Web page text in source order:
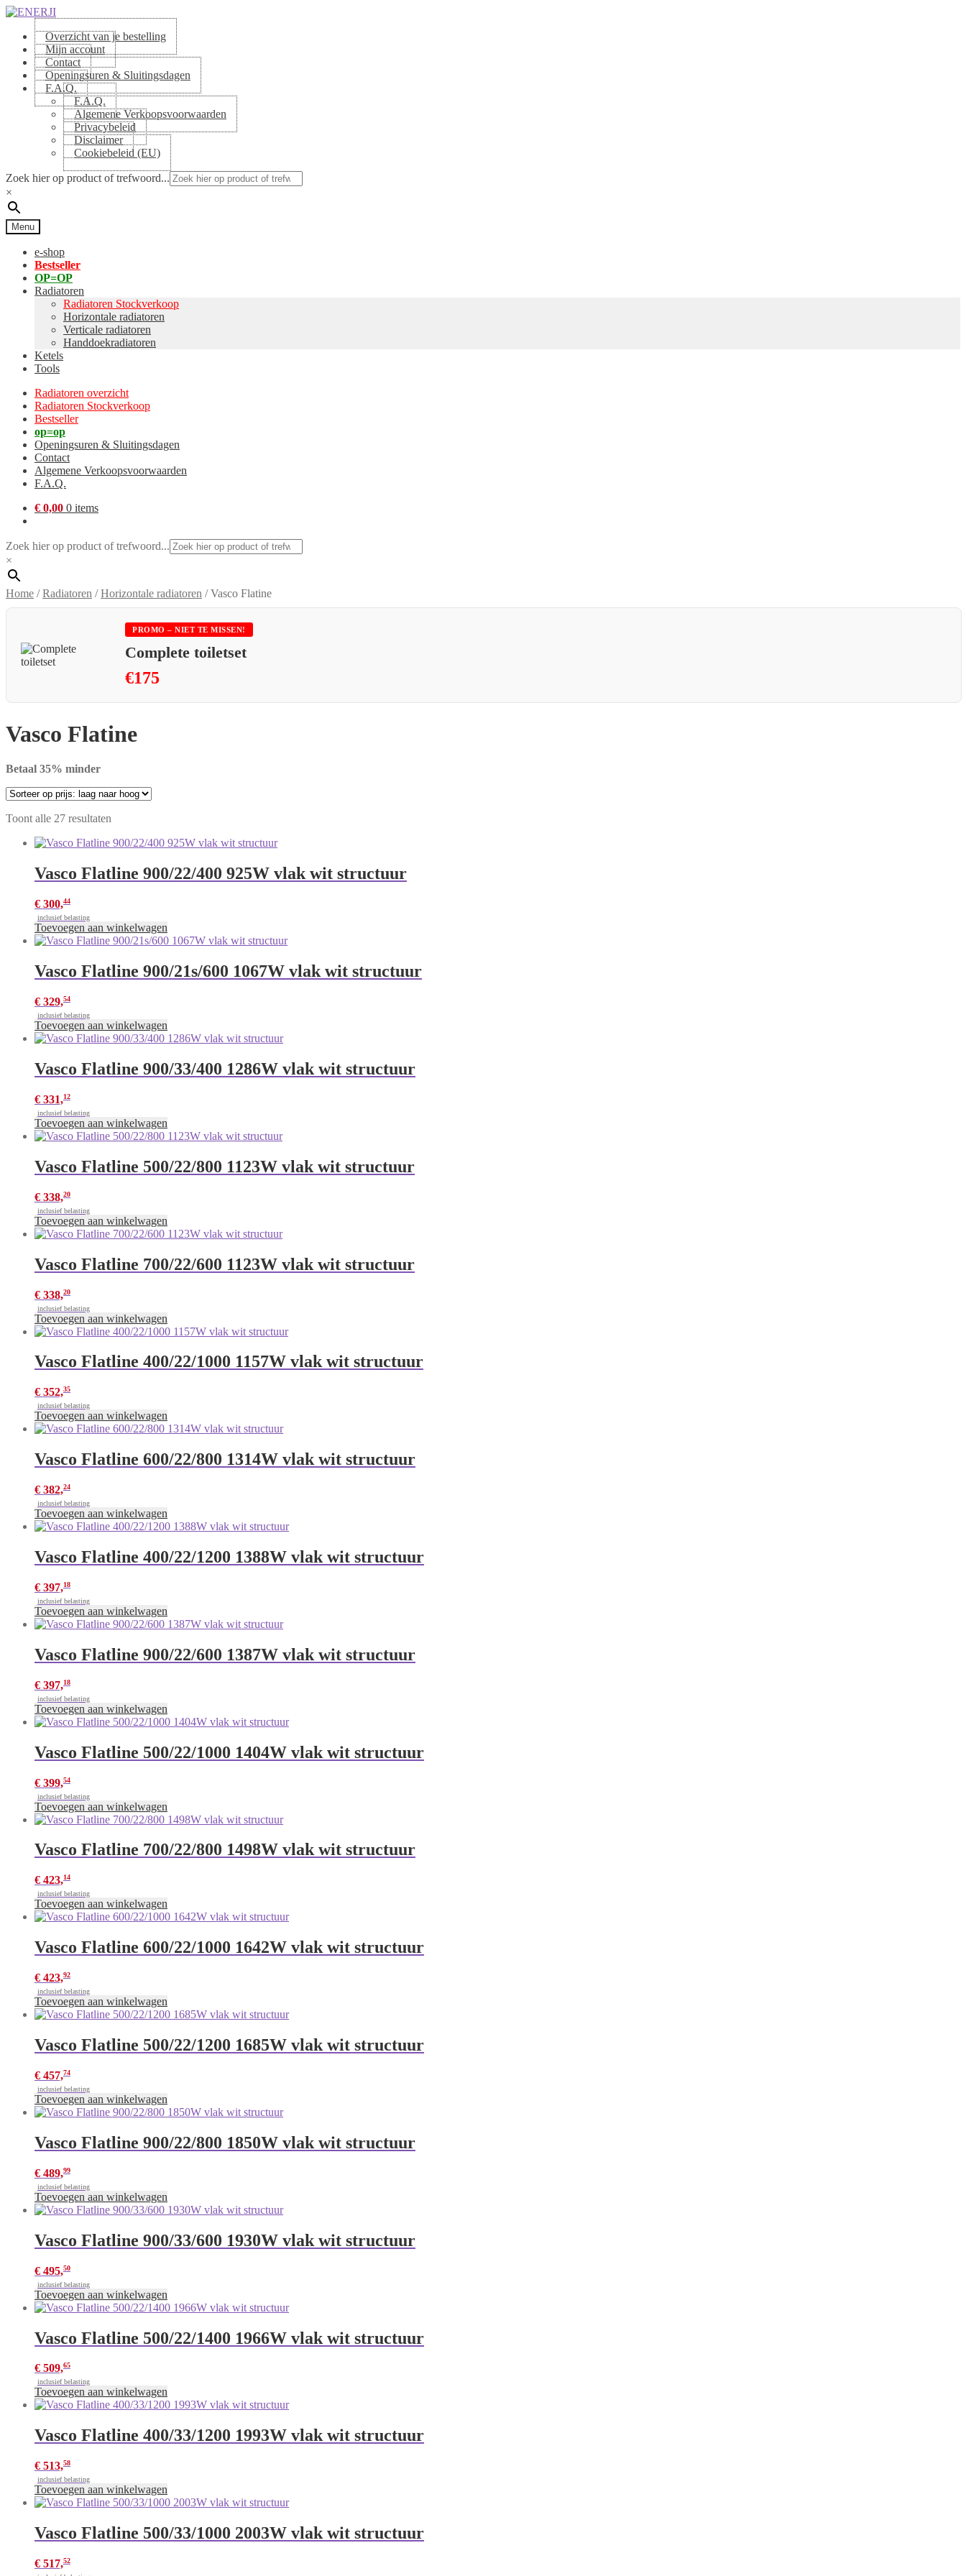
Skip
navigation
Skip
content
Overzicht van je bestelling
Mijn account
Contact
Openingsuren & Sluitingsdagen
F.A.Q.
F.A.Q.
Algemene Verkoopsvoorwaarden
Privacybeleid
Disclaimer
Cookiebeleid (EU)
Zoek hier op product of trefwoord...
×
Menu
e-shop
Bestseller
OP=OP
Radiatoren
Radiatoren Stockverkoop
Horizontale radiatoren
Verticale radiatoren
Handdoekradiatoren
Ketels
Tools
Radiatoren overzicht
Radiatoren Stockverkoop
Bestseller
op=op
Openingsuren & Sluitingsdagen
Contact
Algemene Verkoopsvoorwaarden
F.A.Q.
€ 0,00 0 items
Zoek hier op product of trefwoord...
×
Home /Radiatoren /Horizontale radiatoren /Vasco Flatine
PROMO – NIET TE MISSEN!
Complete toiletset
€175
Vasco Flatine
Betaal 35% minder
Toont alle 27 resultaten
prijs:
naar
hoog
Vasco Flatline 900/22/400 925W vlak wit structuur
€ 300,44
inclusief belasting
Toevoegen aan winkelwagen
Vasco Flatline 900/21s/600 1067W vlak wit structuur
€ 329,54
inclusief belasting
Toevoegen aan winkelwagen
Vasco Flatline 900/33/400 1286W vlak wit structuur
€ 331,12
inclusief belasting
Toevoegen aan winkelwagen
Vasco Flatline 500/22/800 1123W vlak wit structuur
€ 338,20
inclusief belasting
Toevoegen aan winkelwagen
Vasco Flatline 700/22/600 1123W vlak wit structuur
€ 338,20
inclusief belasting
Toevoegen aan winkelwagen
Vasco Flatline 400/22/1000 1157W vlak wit structuur
€ 352,35
inclusief belasting
Toevoegen aan winkelwagen
Vasco Flatline 600/22/800 1314W vlak wit structuur
€ 382,24
inclusief belasting
Toevoegen aan winkelwagen
Vasco Flatline 400/22/1200 1388W vlak wit structuur
€ 397,18
inclusief belasting
Toevoegen aan winkelwagen
Vasco Flatline 900/22/600 1387W vlak wit structuur
€ 397,18
inclusief belasting
Toevoegen aan winkelwagen
Vasco Flatline 500/22/1000 1404W vlak wit structuur
€ 399,54
inclusief belasting
Toevoegen aan winkelwagen
Vasco Flatline 700/22/800 1498W vlak wit structuur
€ 423,14
inclusief belasting
Toevoegen aan winkelwagen
Vasco Flatline 600/22/1000 1642W vlak wit structuur
€ 423,92
inclusief belasting
Toevoegen aan winkelwagen
Vasco Flatline 500/22/1200 1685W vlak wit structuur
€ 457,74
inclusief belasting
Toevoegen aan winkelwagen
Vasco Flatline 900/22/800 1850W vlak wit structuur
€ 489,99
inclusief belasting
Toevoegen aan winkelwagen
Vasco Flatline 900/33/600 1930W vlak wit structuur
€ 495,50
inclusief belasting
Toevoegen aan winkelwagen
Vasco Flatline 500/22/1400 1966W vlak wit structuur
€ 509,65
inclusief belasting
Toevoegen aan winkelwagen
Vasco Flatline 400/33/1200 1993W vlak wit structuur
€ 513,58
inclusief belasting
Toevoegen aan winkelwagen
Vasco Flatline 500/33/1000 2003W vlak wit structuur
€ 517,52